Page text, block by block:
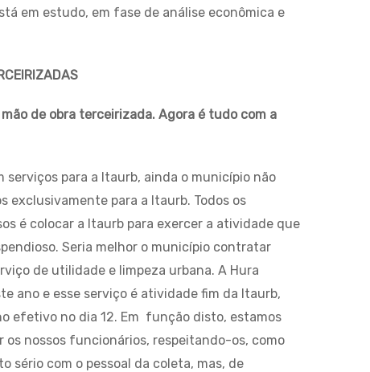
em estudo, em fase de análise econômica e
de obra terceirizada. Agora é tudo com a
serviços para a Itaurb, ainda o município não
exclusivamente para a Itaurb. Todos os
é colocar a Itaurb para exercer a atividade que
Seria melhor o município contratar
de utilidade e limpeza urbana. A Hura
ano e esse serviço é atividade fim da Itaurb,
efetivo no dia 12. Em função disto, estamos
nossos funcionários, respeitando-os, como
sério com o pessoal da coleta, mas, de